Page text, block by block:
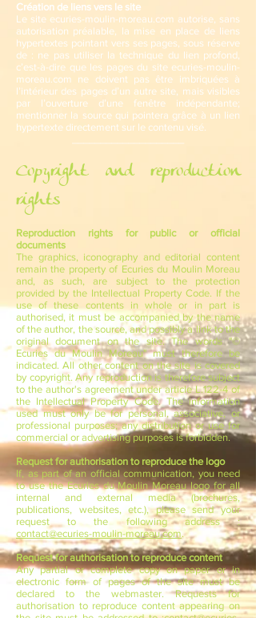
Création de liens vers le site
Le site ecuries-moulin-moreau.com autorise, sans
autorisation préalable, la mise en place de liens
hypertextes pointant vers ses pages, sous réserve
de : ne pas utiliser la technique du lien profond,
c’est-à-dire que les pages du site ecuries-moulin-
moreau.com ne doivent pas être imbriquées à
l’intérieur des pages d’un autre site, mais visibles
par l’ouverture d’une fenêtre indépendante;
mentionner la source qui pointera grâce à un lien
hypertexte directement sur le contenu visé.
Copyright and reproduction
rights
Reproduction rights for public or official
documents
The graphics, iconography and editorial content
remain the property of Ecuries du Moulin Moreau
and, as such, are subject to the protection
provided by the Intellectual Property Code. If the
use of these contents in whole or in part is
authorised, it must be accompanied by the name
of the author, the source, and possibly a link to the
original document on the site. The words "©
Ecuries du Moulin Moreau" must therefore be
indicated. All other content on the site is covered
by copyright. Any reproduction is therefore subject
to the author's agreement under article L.122-4 of
the Intellectual Property Code. The information
used must only be for personal, associative, or
professional purposes; any distribution or use for
commercial or advertising purposes is forbidden.
Request for authorisation to reproduce the logo
If, as part of an official communication, you need
to use the Ecuries du Moulin Moreau logo for all
internal and external media (brochures,
publications, websites, etc.), please send your
request to the following address :
contact@ecuries-moulin-moreau.com.
Request for authorisation to reproduce content
Any partial or complete copy on paper or in
electronic form of pages of the site must be
declared to the webmaster. Requests for
authorisation to reproduce content appearing on